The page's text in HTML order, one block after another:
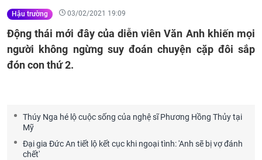
Hậu trường 03/02/2021 19:09
Động thái mới đây của diễn viên Văn Anh khiến mọi
người không ngừng suy đoán chuyện cặp đôi sắp
đón con thứ 2.
Thúy Nga hé lộ cuộc sống của nghệ sĩ Phương Hồng Thủy tại
Mỹ
Đại gia Đức An tiết lộ kết cục khi ngoại tình: 'Anh sẽ bị vợ đánh
chết'